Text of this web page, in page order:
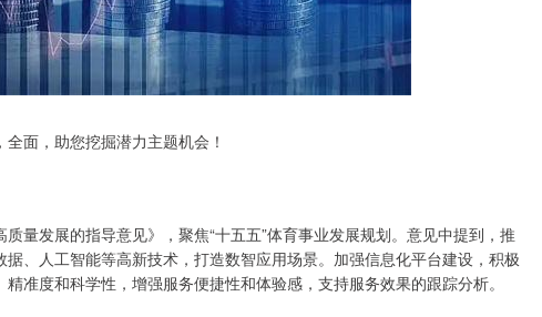
面，助您挖掘潜力主题机会！
发展的指导意见》，聚焦“十五五”体育事业发展规划。意见中提到，推
、人工智能等高新技术，打造数智应用场景。加强信息化平台建设，积极
准度和科学性，增强服务便捷性和体验感，支持服务效果的跟踪分析。